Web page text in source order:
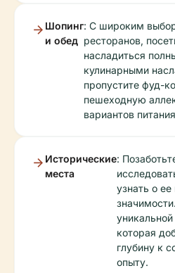
Шопинг
и обед
: С широким
ресторанов,
насладиться
кулинарными
пропустите фуд-
пешеходную
вариантов
Исторические
места
:
узнать о
которая
глубину к
опыту.